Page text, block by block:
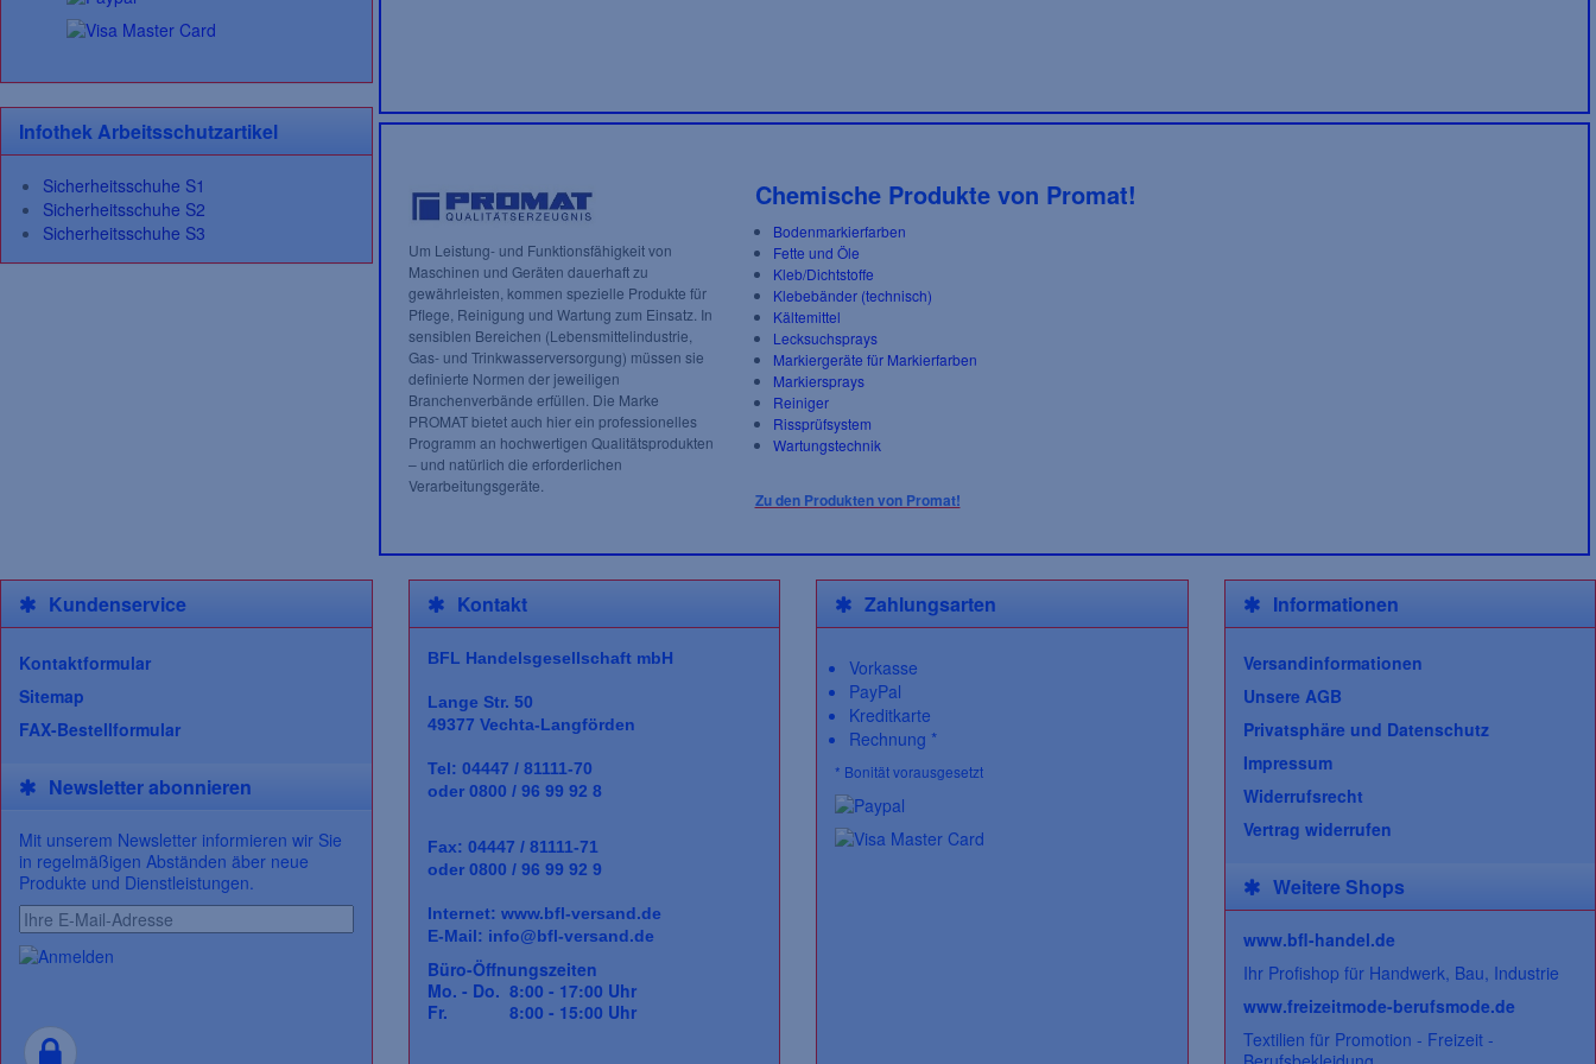
Um Leistung- und Funktionsfähigkeit von
Maschinen und Geräten dauerhaft zu
gewährleisten, kommen spezielle Produkte für
Pflege, Reinigung und Wartung zum Einsatz. In
sensiblen Bereichen (Lebensmittelindustrie,
Gas- und Trinkwasserversorgung) müssen sie
definierte Normen der jeweiligen
Branchenverbände erfüllen. Die Marke
PROMAT bietet auch hier ein professionelles
Programm an hochwertigen Qualitätsprodukten
– und natürlich die erforderlichen
Verarbeitungsgeräte.
Chemische Produkte von Promat!
Bodenmarkierfarben
Fette und Öle
Kleb/Dichtstoffe
Klebebänder (technisch)
Kältemittel
Lecksuchsprays
Markiergeräte für Markierfarben
Markiersprays
Reiniger
Rissprüfsystem
Wartungstechnik
Zu den Produkten von Promat!
Infothek Arbeitsschutzartikel
Sicherheitsschuhe S1
Sicherheitsschuhe S2
Sicherheitsschuhe S3
Kundenservice
Kontaktformular
Sitemap
FAX-Bestellformular
Newsletter abonnieren
Mit unserem Newsletter informieren wir Sie
in regelmäßigen Abständen äber neue
Produkte und Dienstleistungen.
Kontakt
BFL HandelsgesellschaftmbH
Lange Str. 50
49377 Vechta-Langförden
Tel: 04447 / 81111-70
oder 0800 / 96 99 92 8
Fax: 04447 / 81111-71
oder 0800 / 96 99 92 9
Internet: www.bfl-versand.de
E-Mail: info@bfl-versand.de
Büro-Öffnungszeiten
Mo. - Do. 8:00 - 17:00 Uhr
Fr. 8:00 - 15:00 Uhr
Zahlungsarten
Vorkasse
PayPal
Kreditkarte
Rechnung *
* Bonität vorausgesetzt
Informationen
Versandinformationen
Unsere AGB
Privatsphäre und Datenschutz
Impressum
Widerrufsrecht
Vertrag widerrufen
Weitere Shops
www.bfl-handel.de
Ihr Profishop für Handwerk, Bau, Industrie
www.freizeitmode-berufsmode.de
Textilien für Promotion - Freizeit -